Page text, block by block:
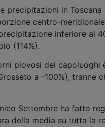
precipitazioni in
centro-
inferiore al
(114%).
piovosi dei capoluoghi
a -100%), tranne
Settembre ha fatto
della media su tutta la